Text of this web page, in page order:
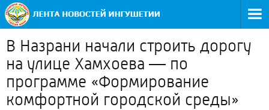
В Назрани начали строить дорогу
на улице Хамхоева — по
программе «Формирование
комфортной городской среды»